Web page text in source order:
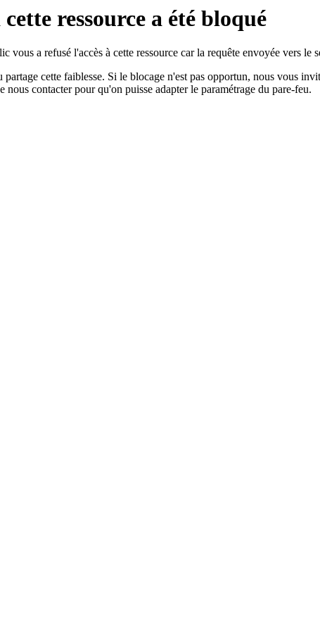
cette ressource a été bloqué
vous a refusé l'accès à cette ressource car la requête envoyée vers le
cette faiblesse. Si le blocage n'est pas opportun, nous vous
nous contacter pour qu'on puisse adapter le paramétrage du pare-feu.